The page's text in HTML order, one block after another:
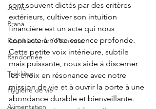
Jeûne
Prana
Respirianisme / Pranisme
Randonnée
Trekking
Hygiène de vie
Alimentation
sont souvent dictés par des critères
extérieurs, cultiver son intuition
financière est un acte qui nous
connecte à notre essence profonde.
Cette petite voix intérieure, subtile
mais puissante, nous aide à discerner
les choix en résonance avec notre
mission de vie et à ouvrir la porte à une
abondance durable et bienveillante.